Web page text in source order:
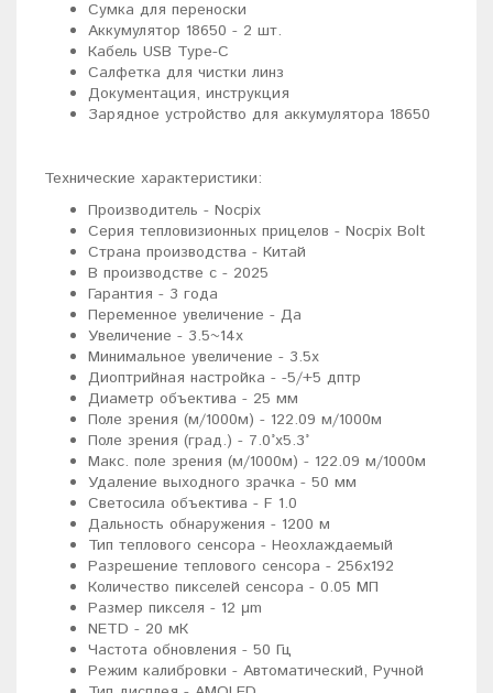
Сумка для переноски
Аккумулятор 18650 - 2 шт.
Кабель USB Type-C
Салфетка для чистки линз
Документация, инструкция
Зарядное устройство для аккумулятора 18650
Технические характеристики:
Производитель - Nocpix
Серия тепловизионных прицелов - Nocpix Bolt
Страна производства - Китай
В производстве с - 2025
Гарантия - 3 года
Переменное увеличение - Да
Увеличение - 3.5~14x
Минимальное увеличение - 3.5x
Диоптрийная настройка - -5/+5 дптр
Диаметр объектива - 25 мм
Поле зрения (м/1000м) - 122.09 м/1000м
Поле зрения (град.) - 7.0°x5.3°
Макс. поле зрения (м/1000м) - 122.09 м/1000м
Удаление выходного зрачка - 50 мм
Светосила объектива - F 1.0
Дальность обнаружения - 1200 м
Тип теплового сенсора - Неохлаждаемый
Разрешение теплового сенсора - 256x192
Количество пикселей сенсора - 0.05 МП
Размер пикселя - 12 μm
NETD - 20 мК
Частота обновления - 50 Гц
Режим калибровки - Автоматический, Ручной